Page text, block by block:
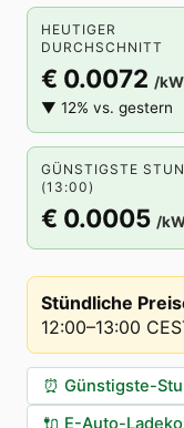
HEUTIGER
DURCHSCHNITT
€ 0.0072 /
▼ 12% vs. gestern
GÜNSTIGSTE
(13:00)
€ 0.0005 /
Stündliche
12:00–13:00
⏰ Günstigste-
🔌 E-Auto-